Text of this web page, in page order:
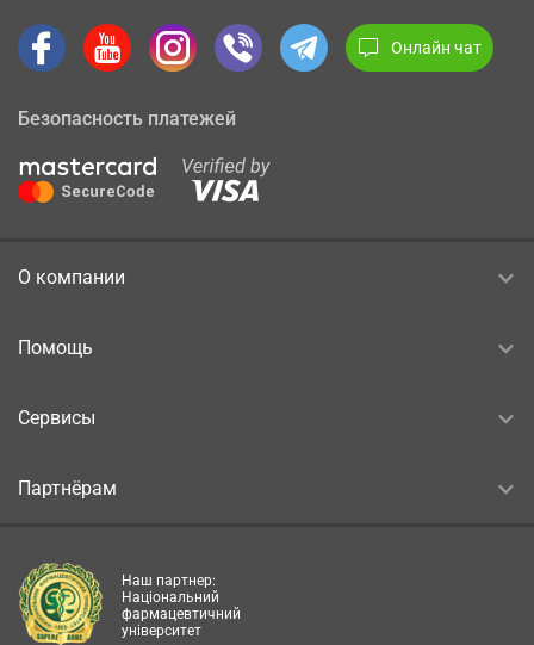
Онлайн чат
Безопасность платежей
О компании
Помощь
Сервисы
Партнёрам
Наш партнер:
Національний
фармацевтичний
університет